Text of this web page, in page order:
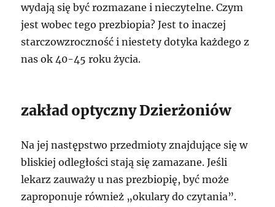
wydają się być rozmazane i nieczytelne. Czym
jest wobec tego prezbiopia? Jest to inaczej
starczowzroczność i niestety dotyka każdego z
nas ok 40-45 roku życia.
zakład optyczny Dzierżoniów
Na jej następstwo przedmioty znajdujące się w
bliskiej odległości stają się zamazane. Jeśli
lekarz zauważy u nas prezbiopię, być może
zaproponuje również „okulary do czytania”.